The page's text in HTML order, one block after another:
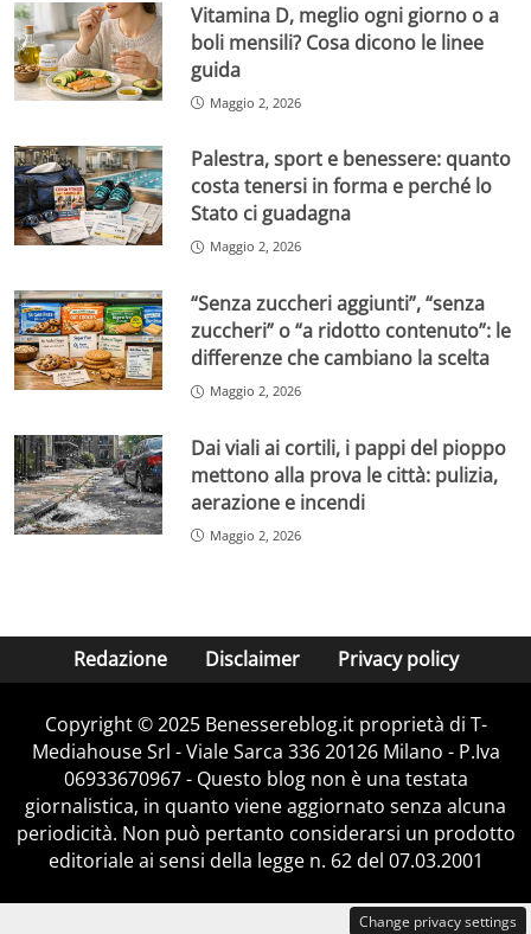
Vitamina D, meglio ogni giorno o a
boli mensili? Cosa dicono le linee
guida
Maggio 2, 2026
Palestra, sport e benessere: quanto
costa tenersi in forma e perché lo
Stato ci guadagna
Maggio 2, 2026
“Senza zuccheri aggiunti”, “senza
zuccheri” o “a ridotto contenuto”: le
differenze che cambiano la scelta
Maggio 2, 2026
Dai viali ai cortili, i pappi del pioppo
mettono alla prova le città: pulizia,
aerazione e incendi
Maggio 2, 2026
Redazione Disclaimer Privacy policy
Copyright © 2025 Benessereblog.it proprietà di T-
Mediahouse Srl - Viale Sarca 336 20126 Milano - P.Iva
06933670967 - Questo blog non è una testata
giornalistica, in quanto viene aggiornato senza alcuna
periodicità. Non può pertanto considerarsi un prodotto
editoriale ai sensi della legge n. 62 del 07.03.2001
Change privacy settings